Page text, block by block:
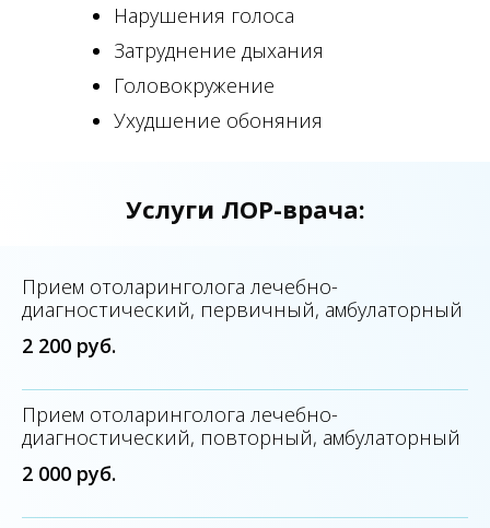
Нарушения голоса
Затруднение дыхания
Головокружение
Ухудшение обоняния
Услуги ЛОР-врача:
Прием отоларинголога лечебно-
диагностический, первичный, амбулаторный
2 200 руб.
Прием отоларинголога лечебно-
диагностический, повторный, амбулаторный
2 000 руб.